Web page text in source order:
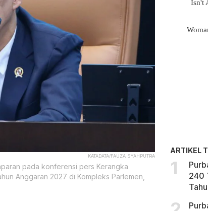
KATADATA/FAUZA SYAHPUTRA
pada konferensi pers Kerangka
Anggaran 2027 di Kompleks Parlemen,
ARTIKEL
240